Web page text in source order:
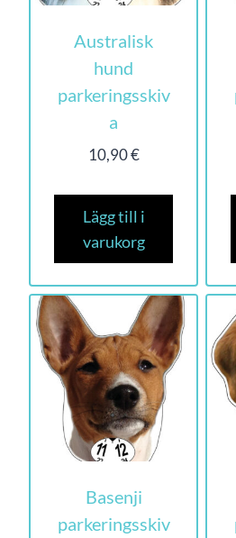
Australisk
hund
parkeringsskiv
a
10,90€
Lägg till i
varukorg
Basenji
parkeringsskiv